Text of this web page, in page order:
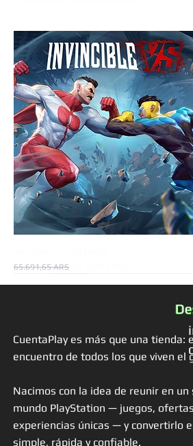
Precio
65.691,65 ARS
Oferta!
Oferta!
CuentaPlay es más que una tienda:
encuentro de todos los que viven el
Nacimos con la idea de reunir en
mundo PlayStation — juegos,
experiencias únicas — y convertirlo
simple, rápida y confiable.